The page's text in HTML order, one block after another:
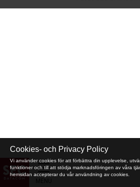
Cookies- och Privacy Policy
Vi använder cookies för att förbättra din upplevelse,
funktioner och till att stödja marknadsföringen av våra
hemsidan accepterar du vår användning av cookies.